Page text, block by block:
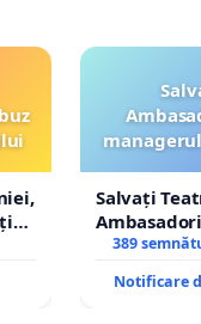
Salvați
ROGOJAN
389
Notificare